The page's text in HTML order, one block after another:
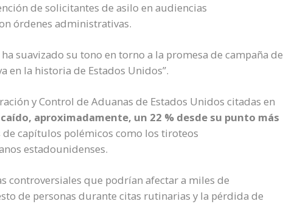
de solicitantes de asilo en audiencias
órdenes administrativas.
suavizado su tono en torno a la promesa de campaña de
en la historia de Estados Unidos”.
y Control de Aduanas de Estados Unidos citadas en
aproximadamente, un 22 % desde su punto más
de capítulos polémicos como los tiroteos
estadounidenses.
controversiales que podrían afectar a miles de
de personas durante citas rutinarias y la pérdida de